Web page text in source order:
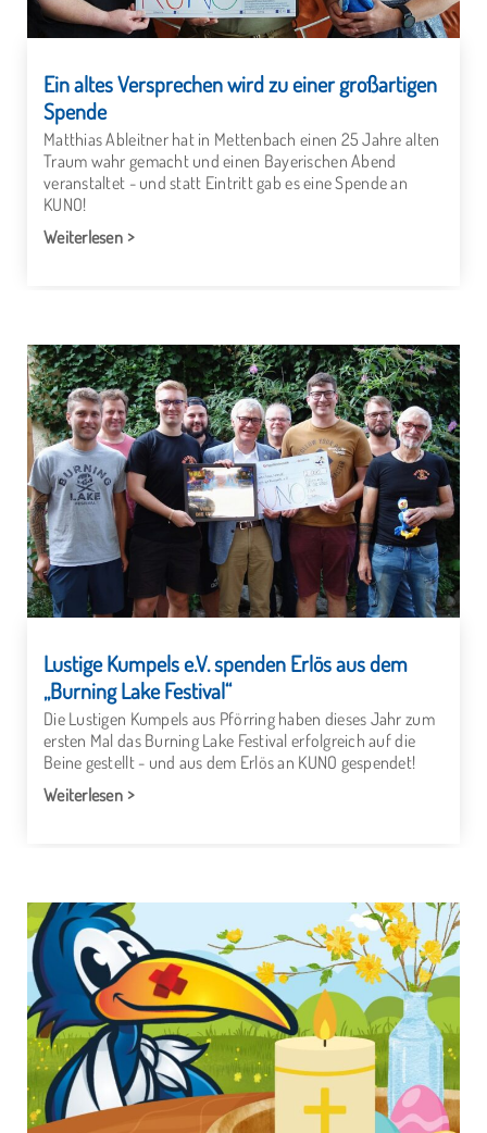
Ein altes Versprechen wird zu einer großartigen
Spende
Matthias Ableitner hat in Mettenbach einen 25 Jahre alten
Traum wahr gemacht und einen Bayerischen Abend
veranstaltet - und statt Eintritt gab es eine Spende an
KUNO!
Weiterlesen
Lustige Kumpels e.V. spenden Erlös aus dem
„Burning Lake Festival“
Die Lustigen Kumpels aus Pförring haben dieses Jahr zum
ersten Mal das Burning Lake Festival erfolgreich auf die
Beine gestellt - und aus dem Erlös an KUNO gespendet!
Weiterlesen